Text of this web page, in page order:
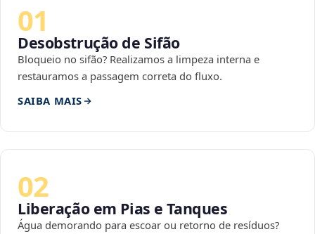
01
Desobstrução de Sifão
Bloqueio no sifão? Realizamos a limpeza interna e
restauramos a passagem correta do fluxo.
SAIBA MAIS
02
Liberação em Pias e Tanques
Água demorando para escoar ou retorno de resíduos?